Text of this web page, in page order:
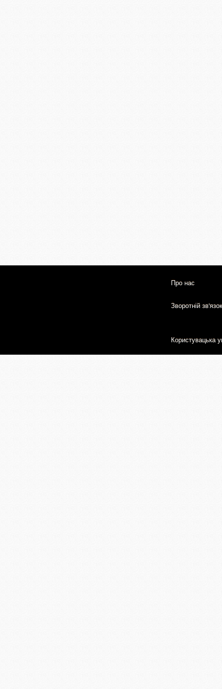
Про нас
Зворотній зв'язок
Користувацька